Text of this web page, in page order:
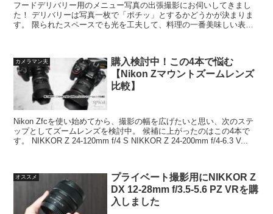
フードデリバリー用のメニュー写真の出張撮影にお伺いしてきまし
た！ デリバリーは写真一枚で「ポチッ」とするかどうかが決まりま
す。 限られたスペースでも光を工夫して、料理の一番美味しい表情
カメラマン夫
購入検討中！この4本で悩む
【Nikon Zマウントズームレンズ
比較】
Nikon Zfcを使い始めてから、撮影の幅を広げたいと思い、次のステ
ップとしてズームレンズを検討中。 候補に上がったのはこの4本で
す。 NIKKOR Z 24-120mm f/4 S NIKKOR Z 24-200mm f/4-6.3 V...
オススメ
プライベート撮影用にNIKKOR Z
DX 12-28mm f/3.5-5.6 PZ VRを購
入しました